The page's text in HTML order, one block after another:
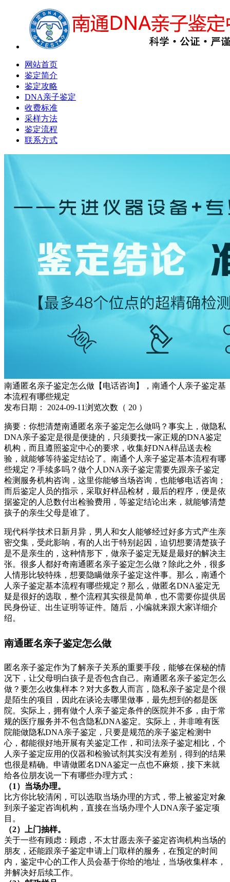
网站首页
鉴定简介
鉴定攻略
DNA亲子鉴定
收费标准
采样方法
鉴定流程
联系方式
南通匿名亲子鉴定怎么做【电话咨询】，南通个人亲子鉴定基
本流程有哪些规定
发布日期：
2024-09-11浏览次数（ 20 ）
摘要：你想清楚南通匿名亲子鉴定怎么做吗？事实上，做隐私
DNA亲子鉴定是很是便捷的，只须要找一家正规的DNA鉴定
机构，而且遵照鉴定中心的要求，收集好DNA样品送去检
验，就能够等待鉴定结论了。南通个人亲子鉴定基本流程有哪
些规定？手续多吗？做个人DNA亲子鉴定需要先跟亲子鉴定
检测服务机构咨询，这里你能够当场咨询，也能够电话咨询；
而后鉴定人员的指示，采取好样品检材，最后的程序，便是依
据鉴定的人总数付出检验费用，等鉴定结论出来，就能够清楚
孩子的亲生父母是谁了。
现代科学技术日新月异，男人和女人能够经过好多方式产生亲
密交集，受此影响，有的人出于特别起因，迫切想要清楚孩子
是不是亲生的，这种情形下，做亲子鉴定无疑是最好的解决主
张。很多人都好奇南通匿名亲子鉴定怎么做？除此之外，很多
人情形比较特殊，想要隐瞒做亲子鉴定这件事。那么，南通个
人亲子鉴定基本流程有哪些规定？那么，做匿名DNA鉴定无
疑是很好的选取，整个流程其实很是简单，也不需要你提供居
民身份证、出生证明等证件。随后，小编就来跟大家详细介
绍。
南通匿名亲子鉴定怎么做
匿名亲子鉴定作为了解亲子关系的重要手段，能够在保秘的情
况下，让父母明白孩子是否包含自己。南通匿名亲子鉴定怎么
做？要怎么收集样本？对大多数人而言，隐私亲子鉴定是个很
是陌生的项目，因此在谈论去哪里做事，最先想到的都是医
院。实际上，拥有做个人亲子鉴定条件的医院并不多，由于常
规的医疗服务并不包含隐私DNA鉴定。实际上，并非唯有医
院能做隐私DNA亲子鉴定，只要是规范的亲子鉴定检测中
心，都能很好地开展有关鉴定工作，和司法亲子鉴定相比，个
人亲子鉴定应用的仪器和检验试剂其实没有差别，得到的结果
也很是精确。申请做匿名DNA鉴定一点也不麻烦，接下来就
给各位朋友说一下有哪些办理方式：
（1）当场办理。
比方你比较清闲，可以选取当场办理的方式，带上被鉴定对象
到亲子鉴定咨询机构，直接在当场办理个人DNA亲子鉴定项
目。
（2）上门抽样。
关于一些有顾虑：顾虑，不太甘愿去亲子鉴定咨询机构当场的
朋友，还能跟亲子鉴定申请上门取样的服务，在预定的时间
内，鉴定中心的工作人员会基于你给的地址，当场收集样本，
并解决好后续工作。